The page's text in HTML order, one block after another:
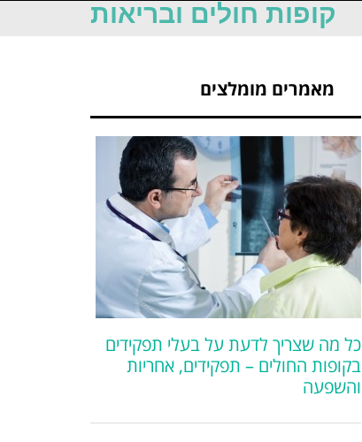
קופות חולים ובריאות
מאמרים מומלצים
כל מה שצריך לדעת על בעלי תפקידים
בקופות החולים – תפקידים, אחריות
והשפעה